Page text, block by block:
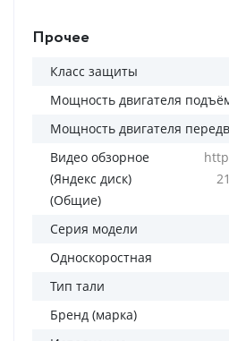
Прочее
Класс защиты
Мощность двигателя
Мощность двигателя
Видео обзорное
(Яндекс диск)
(Общие)
Серия модели
Односкоростная
Тип тали
Бренд (марка)